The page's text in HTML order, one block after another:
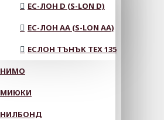
ЕС-ЛОН D (S-LON D)
ЕС-ЛОН АА (S-LON AA)
ЕСЛОН ТЪНЪК TEX 135
НИМО
МИЮКИ
НИЛБОНД